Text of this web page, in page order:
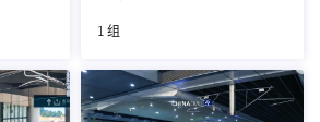
1 组